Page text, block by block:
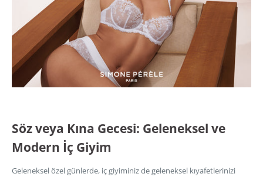
Söz veya Kına Gecesi: Geleneksel ve
Modern İç Giyim
Geleneksel özel günlerde, iç giyiminiz de geleneksel kıyafetlerinizi